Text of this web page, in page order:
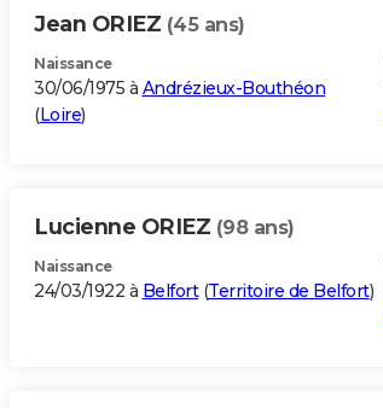
Jean ORIEZ (45 ans)
Naissance
30/06/1975 à Andrézieux-Bouthéon
(Loire)
Lucienne ORIEZ (98 ans)
Naissance
24/03/1922 à Belfort(Territoire de Belfort)